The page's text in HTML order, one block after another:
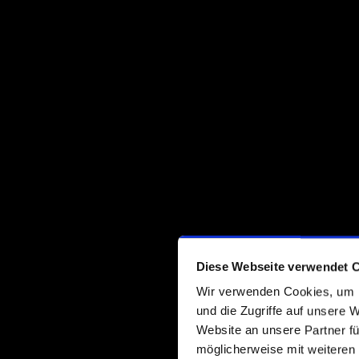
Diese Webseite verwendet
Wir verwenden Cookies,
und die Zugriffe auf unsere
Website an unsere Partner
möglicherweise mit